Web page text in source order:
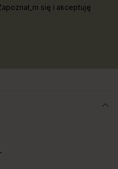
się i akceptuję